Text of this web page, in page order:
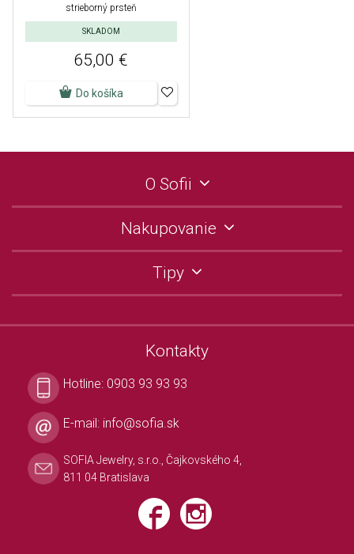
strieborný prsteň
SKLADOM
65,00 €
Do košíka
O Sofii
Nakupovanie
Tipy
Kontakty
Hotline: 0903 93 93 93
E-mail: info@sofia.sk
SOFIA Jewelry, s.r.o., Čajkovského 4,
811 04 Bratislava